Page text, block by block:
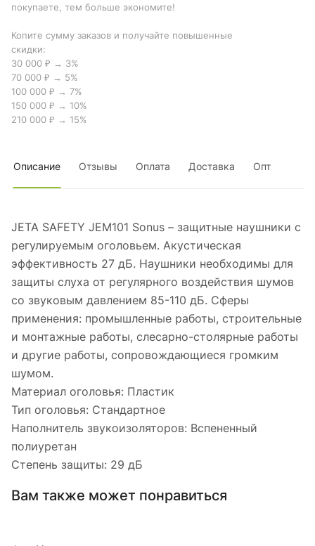
покупаете, тем больше экономите!
Копите сумму заказов и получайте повышенные
скидки:
30 000 ₽ → 3%
70 000 ₽ → 5%
100 000 ₽ → 7%
150 000 ₽ → 10%
210 000 ₽ → 15%
Описание Отзывы Оплата Доставка Опт
JETA SAFETY JEM101 Sonus – защитные наушники с
регулируемым оголовьем. Акустическая
эффективность 27 дБ. Наушники необходимы для
защиты слуха от регулярного воздействия шумов
со звуковым давлением 85-110 дБ. Сферы
применения: промышленные работы, строительные
и монтажные работы, слесарно-столярные работы
и другие работы, сопровождающиеся громким
шумом.
Материал оголовья: Пластик
Тип оголовья: Стандартное
Наполнитель звукоизоляторов: Вспененный
полиуретан
Степень защиты: 29 дБ
Вам также может понравиться